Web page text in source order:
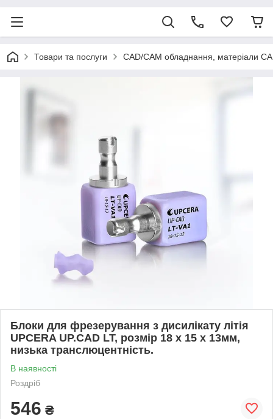
Товари та послуги CAD/CAM обладнання, матеріали
Блоки для фрезерування з дисилікату літія
UPCERA UP.CAD LT, розмір 18 x 15 x 13мм,
низька транслюцентність.
В наявності
Роздріб
546 ₴